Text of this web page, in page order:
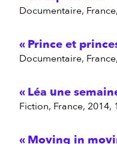
documentaire,
Prince et
documentaire,
Léa une
fiction, France, 2014,
Moving in